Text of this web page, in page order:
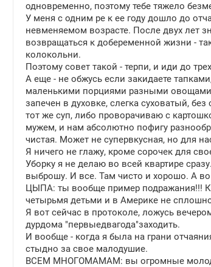
н
и
одновременно, поэтому тебе тяжело
У меня с одним ре к ее году дошло до
невменяемом возрасте. После двух лет
возвращаться к добеременной жизни -
колокольни.
Поэтому совет такой - терпи, и иди до
А еще - не обжусь если закидаете
маленькими порциями разными
запечен в духовке, слегка суховатый,
тот же суп, либо проворачиваю с
мужем, и нам абсолютно пофигу
чистая. Может не супервкусная, но для
Я ничего не глажу, кроме сорочек для
Уборку я не делаю во всей квартире
выброшу. И все. Там чисто и хорошо. А во
ЦЫПА: ты вообще пример подражания!!!
четырьмя детьми и в Америке не
Я вот сейчас в протоколе, ложусь
дурдома "первыедвагода"заходить.
И вообще - когда я была на грани
стыдно за свое малодушие.
ВСЕМ МНОГОМАМАМ: вы огромные